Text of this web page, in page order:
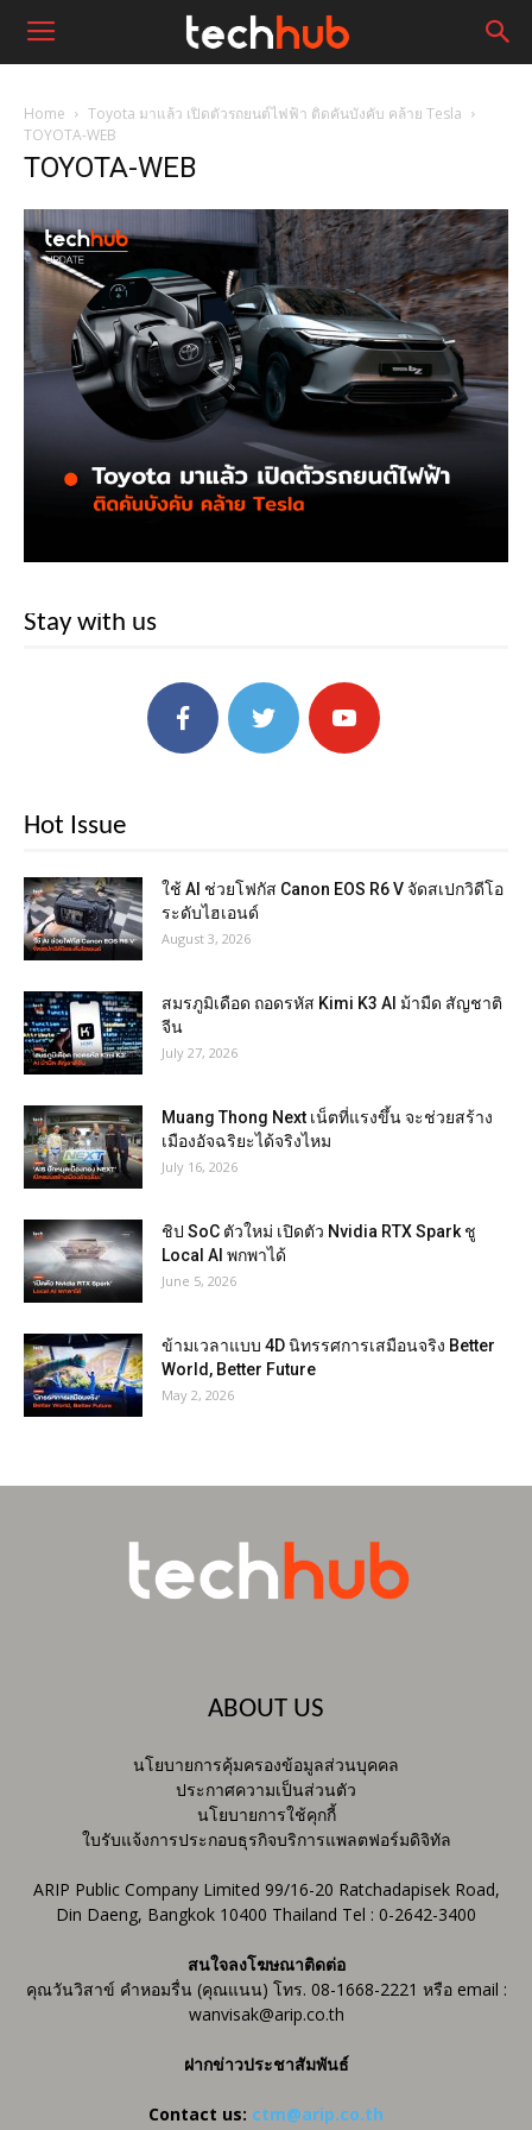
Home
Toyota มาแล้ว เปิดตัวรถยนต์ไฟฟ้า ติดคันบังคับ คล้าย Tesla
TOYOTA-WEB
TOYOTA-WEB
Stay with us
Hot Issue
ใช้ AI ช่วยโฟกัส Canon EOS R6 V จัดสเปกวิดีโอ
ระดับไฮเอนด์
August 3, 2026
สมรภูมิเดือด ถอดรหัส Kimi K3 AI ม้ามืด สัญชาติ
จีน
July 27, 2026
Muang Thong Next เน็ตที่แรงขึ้น จะช่วยสร้าง
เมืองอัจฉริยะได้จริงไหม
July 16, 2026
ชิป SoC ตัวใหม่ เปิดตัว Nvidia RTX Spark ชู
Local AI พกพาได้
June 5, 2026
ข้ามเวลาแบบ 4D นิทรรศการเสมือนจริง Better
World, Better Future
May 2, 2026
ABOUT US
นโยบายการคุ้มครองข้อมูลส่วนบุคคล
ประกาศความเป็นส่วนตัว
นโยบายการใช้คุกกี้
ใบรับแจ้งการประกอบธุรกิจบริการแพลตฟอร์มดิจิทัล
ARIP Public Company Limited 99/16-20 Ratchadapisek Road,
Din Daeng, Bangkok 10400 Thailand Tel : 0-2642-3400
สนใจลงโฆษณาติดต่อ
คุณวันวิสาข์ คำหอมรื่น (คุณแนน) โทร. 08-1668-2221 หรือ email :
wanvisak@arip.co.th
ฝากข่าวประชาสัมพันธ์
Contact us: ctm@arip.co.th